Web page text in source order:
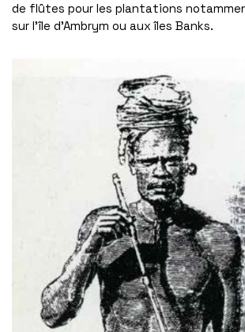
de flûtes pour les plantations
sur l’île d’Ambrym ou aux îles Banks.